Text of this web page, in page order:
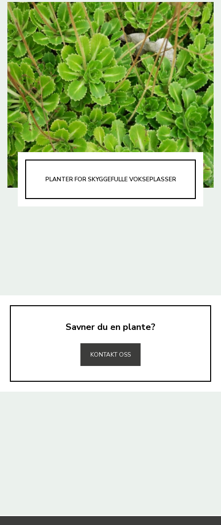
PLANTER FOR SKYGGEFULLE VOKSEPLASSER
Savner du en plante?
KONTAKT OSS